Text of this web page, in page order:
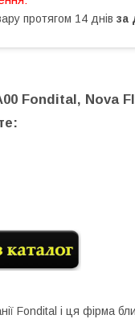
протягом 14 днів за
Fondital, Nova
Fondital і ця фірма